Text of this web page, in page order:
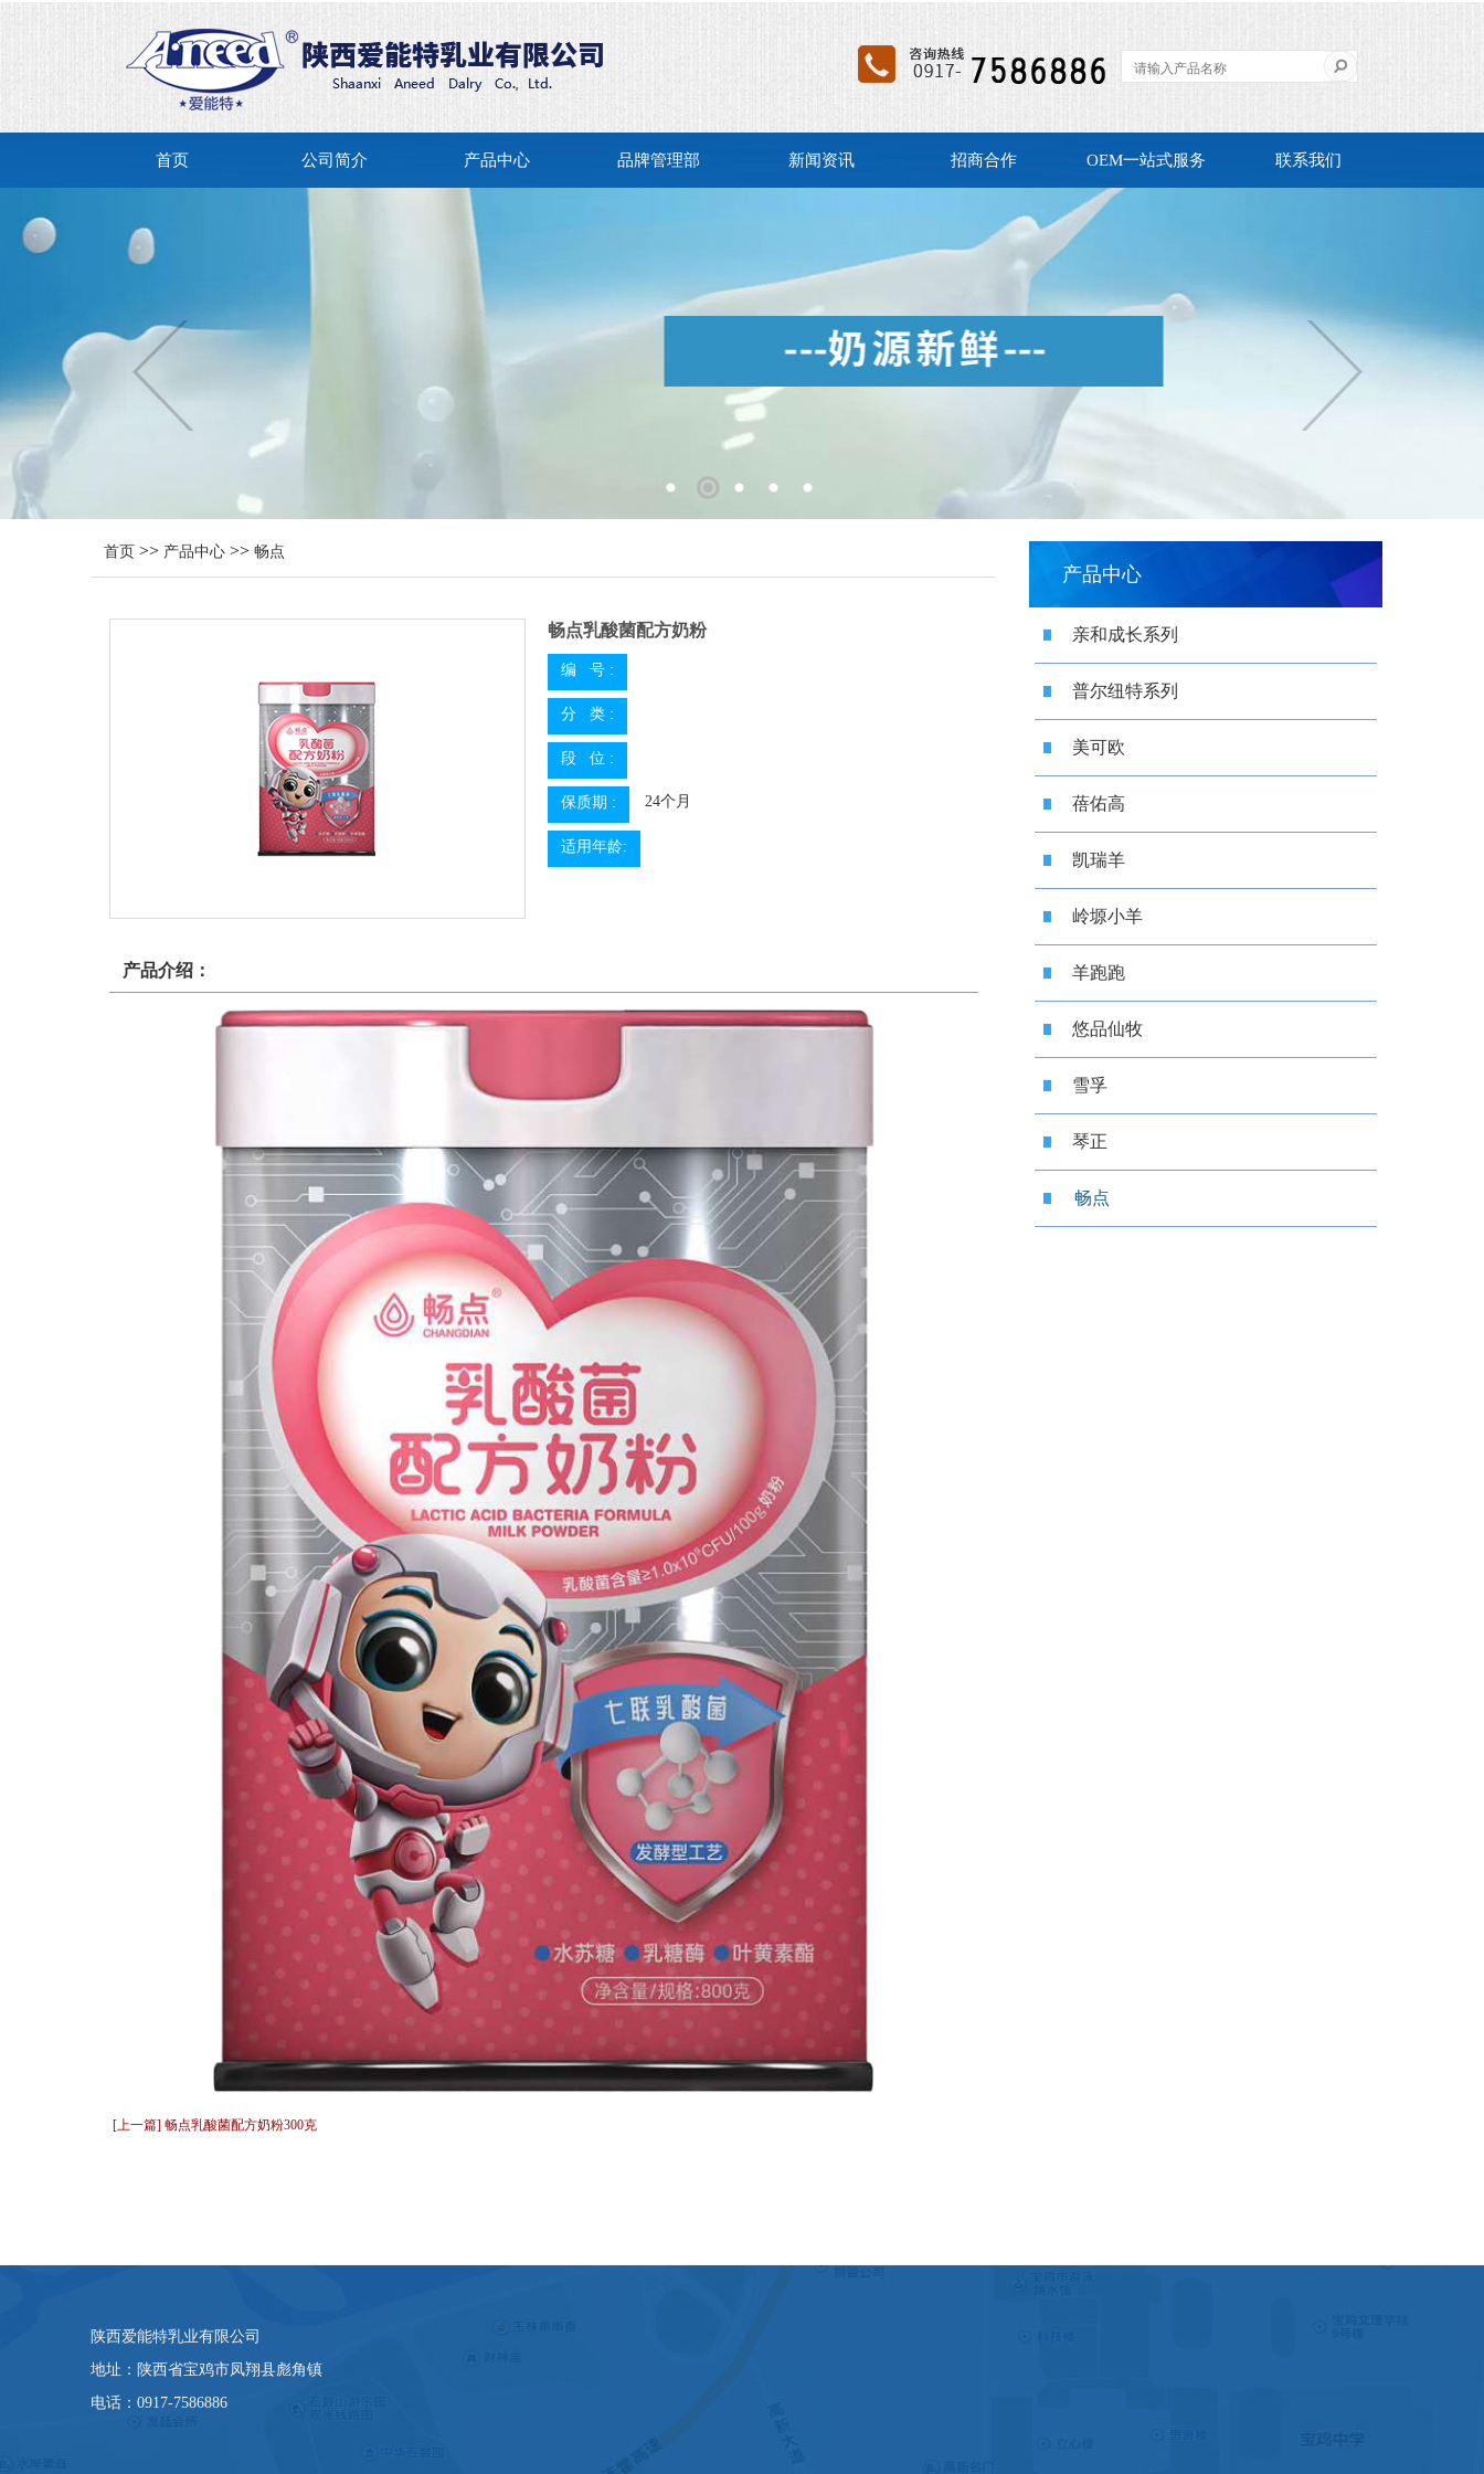
首页 公司简介 产品中心 品牌管理部 新闻资讯 招商合作 OEM一站式服务 联系我们
首页 >> 产品中心 >> 畅点
畅点乳酸菌配方奶粉
编 号 :
分 类 :
段 位 :
保质期 : 24个月
适用年龄:
产品介绍：
[上一篇] 畅点乳酸菌配方奶粉300克
产品中心
亲和成长系列
普尔纽特系列
美可欧
蓓佑高
凯瑞羊
岭塬小羊
羊跑跑
悠品仙牧
雪孚
琴正
畅点
陕西爱能特乳业有限公司
地址：陕西省宝鸡市凤翔县彪角镇
电话：0917-7586886